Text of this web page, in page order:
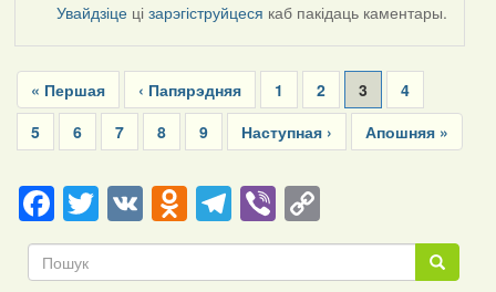
Увайдзіце цізарэгіструйцеся каб пакідаць каментары.
Pagination
First
page
« Першая
Previous
page
‹ Папярэдняя Page
1 Page
2
Current
page
3 Page
4
Page
5 Page
6 Page
7 Page
8 Page
9
Next
page
Наступная ›
Last
page
Апошняя »
Facebook
Twitter
VKOdnoklassniki
Telegram
ViberCopy
Link Пошук
Пошук